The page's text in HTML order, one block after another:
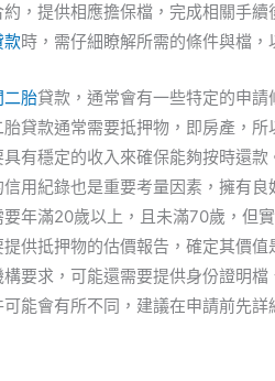
，提供相應擔保檔，完成相關手續
款時，需仔細瞭解所需的條件與檔
二胎貸款，通常會有一些特定的申請
貸款通常需要抵押物，即房產，
有穩定的收入來確保能夠按時還
用紀錄也是重要考量因素，擁有
年滿20歲以上，且未滿70歲，但
供抵押物的估價報告，確定其價值
要求，可能還需要提供身份證明
能會有所不同，建議在申請前先